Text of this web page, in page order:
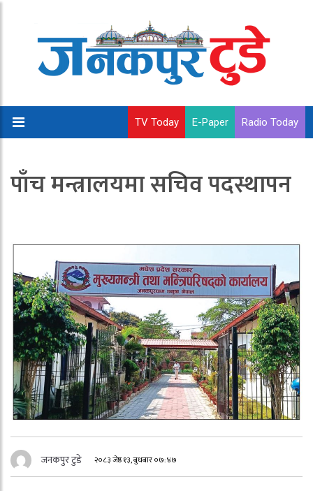
TV Today E-Paper Radio Today
पाँच मन्त्रालयमा सचिव पदस्थापन
जनकपुर टुडे २०८३ जेष्ठ १३, बुधबार ०७:४७